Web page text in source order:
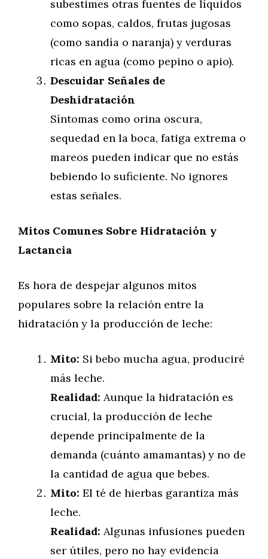
subestimes otras fuentes de líquidos
como sopas, caldos, frutas jugosas
(como sandía o naranja) y verduras
ricas en agua (como pepino o apio).
Descuidar Señales de
Deshidratación
Síntomas como orina oscura,
sequedad en la boca, fatiga extrema o
mareos pueden indicar que no estás
bebiendo lo suficiente. No ignores
estas señales.
Mitos Comunes Sobre Hidratación y
Lactancia
Es hora de despejar algunos mitos
populares sobre la relación entre la
hidratación y la producción de leche:
Mito: Si bebo mucha agua, produciré
más leche.
Realidad: Aunque la hidratación es
crucial, la producción de leche
depende principalmente de la
demanda (cuánto amamantas) y no de
la cantidad de agua que bebes.
Mito: El té de hierbas garantiza más
leche.
Realidad: Algunas infusiones pueden
ser útiles, pero no hay evidencia